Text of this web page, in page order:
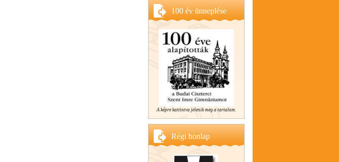
100 év ünneplése
A képre kattintva jelenik meg a tartalom.
Régi honlap